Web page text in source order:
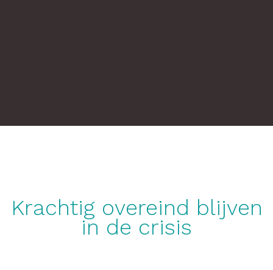
Krachtig overeind blijven
in de crisis